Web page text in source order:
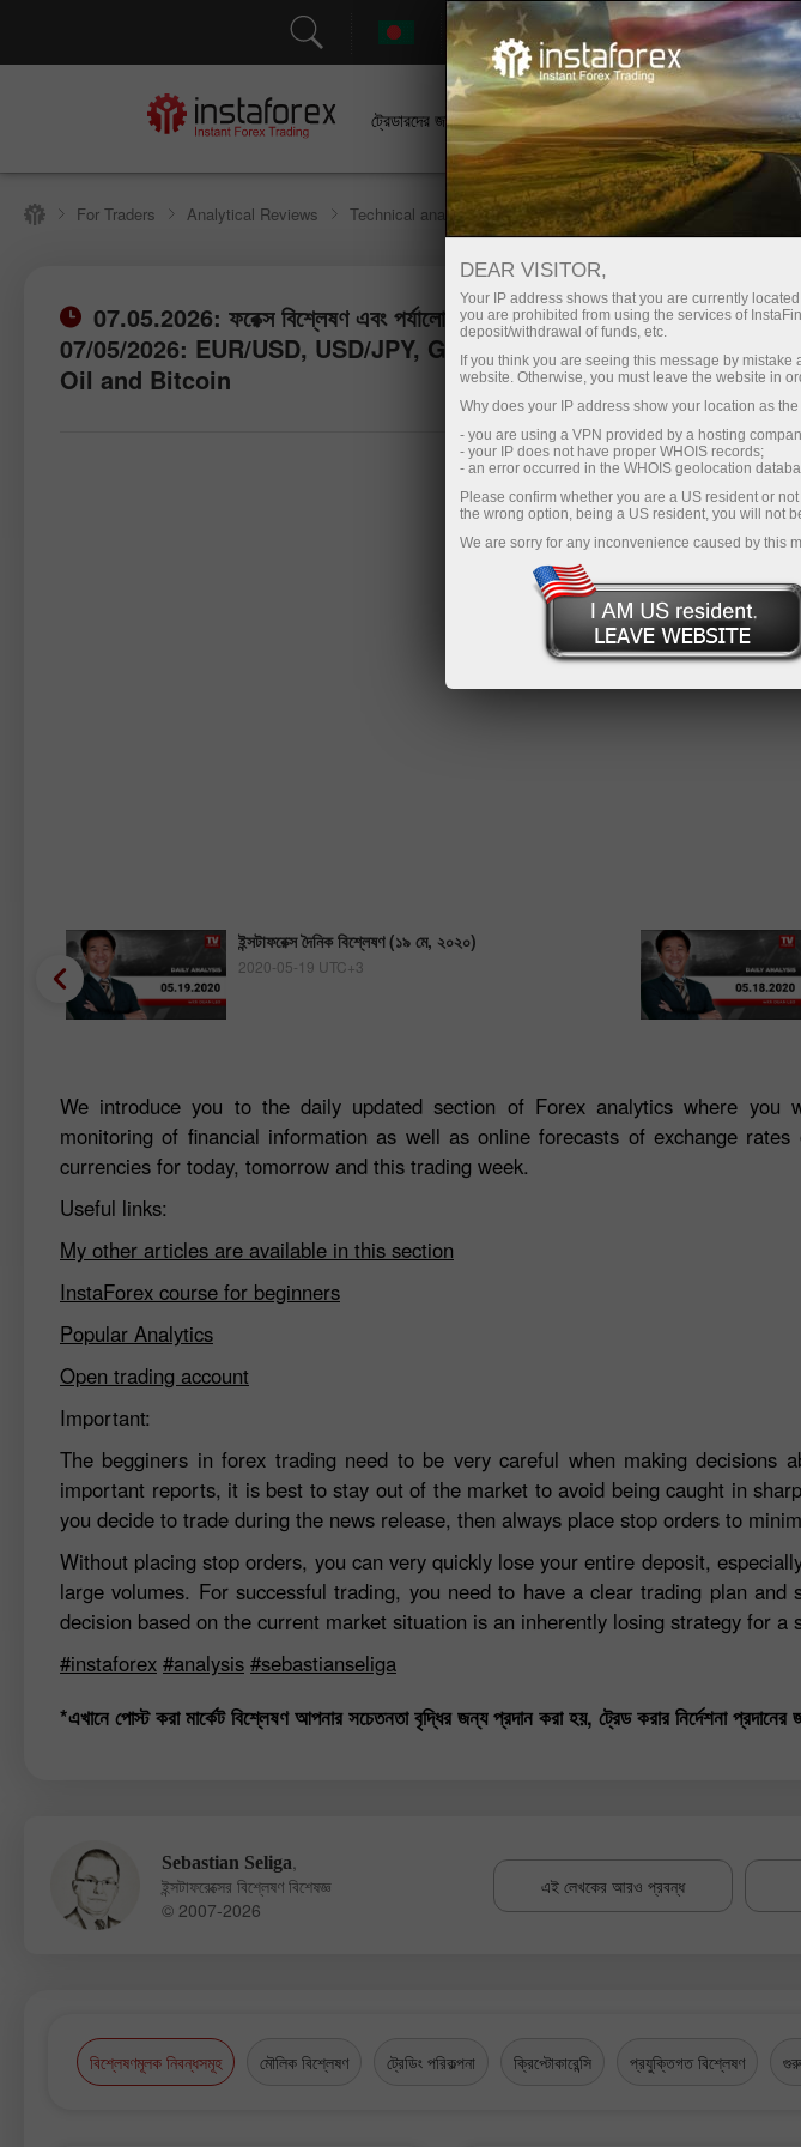
সহায়তা তাৎক্ষণিক অ্যাকাউন্ট খোলা
ট্রেডারদের জন্য নতুনদের জন্য বিনিয়োগকারীদের জন্য
For Traders Analytical Reviews Technical analysis
07.05.2026: ফরেক্স বিশ্লেষণ এবং পর্যালোচনা: Forex forecast
07/05/2026: EUR/USD, USD/JPY, GBP/USD, SP500,
Oil and Bitcoin
ইন্সটাফরেক্স দৈনিক বিশ্লেষণ (১৯ মে, ২০২০)
2020-05-19 UTC+3
We introduce you to the daily updated section of Forex analytics where you
monitoring of financial information as well as online forecasts of exchange
currencies for today, tomorrow and this trading week.
Useful links:
My other articles are available in this section
InstaForex course for beginners
Popular Analytics
Open trading account
Important:
The begginers in forex trading need to be very careful when making decisions
important reports, it is best to stay out of the market to avoid being caught in
you decide to trade during the news release, then always place stop orders to
Without placing stop orders, you can very quickly lose your entire deposit,
large volumes. For successful trading, you need to have a clear trading plan and
decision based on the current market situation is an inherently losing strategy for a
#instaforex #analysis #sebastianseliga
*এখানে পোস্ট করা মার্কেট বিশ্লেষণ আপনার সচেতনতা বৃদ্ধির জন্য প্রদান করা হয়, ট্রেড করার নির্দেশনা
Sebastian Seliga
ইন্সটাফরেক্সের বিশ্লেষণ বিশেষজ্ঞ
© 2007-2026
এই লেখকের আরও প্রবন্ধ
বিশ্লেষণমূলক নিবন্ধসমূহ মৌলিক বিশ্লেষণ ট্রেডিং পরিকল্পনা ক্রিপ্টোকারেন্সি প্রযুক্তিগত বিশ্লেষণ
DEAR VISITOR,
Your IP address shows that you are currently
you are prohibited from using the services of
deposit/withdrawal of funds, etc.
If you think you are seeing this message by
website. Otherwise, you must leave the website in
Why does your IP address show your location as the
- you are using a VPN provided by a hosting
- your IP does not have proper WHOIS records;
- an error occurred in the WHOIS geolocation
Please confirm whether you are a US resident or
the wrong option, being a US resident, you will not
We are sorry for any inconvenience caused by this